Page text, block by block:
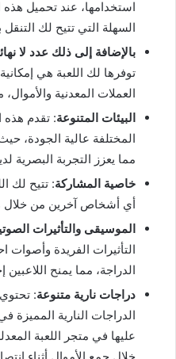
استخدامها، عند تحميل هذه
السهلة التي تتيح لك
بالإضافة إلى ذلك عدد لا
توفرها لك اللعبة هي
العملات المعدنية
البيئات المتنوعة: تقدم هذه
المختلفة عالية الجودة،
مما يعزز التجربة البصرية
خاصية المشاركة: تتيح لك
أي أشخاص آخرين من خلال
الموسيقى والتأثيرات
التأثيرات الفريدة
الدراجة، مما يمنح اللاعبين
دراجات نارية متنوعة:
الدراجات النارية المميزة
عليها في متجر اللعبة
خلال جمع الأموال أثناء